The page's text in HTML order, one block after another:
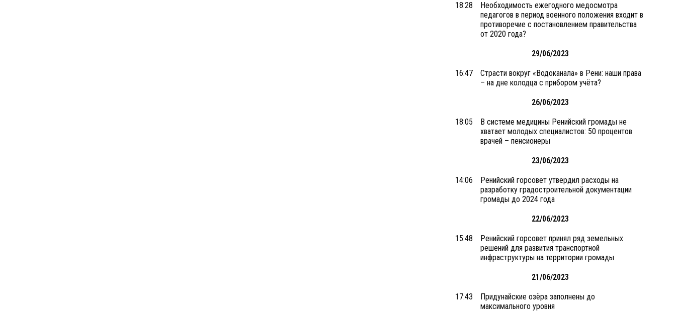
18:28
Необходимость ежегодного медосмотра
педагогов в период военного положения входит в
противоречие с постановлением правительства
от 2020 года?
29/06/2023
16:47
Страсти вокруг «Водоканала» в Рени: наши права
– на дне колодца с прибором учёта?
26/06/2023
18:05
В системе медицины Ренийский громады не
хватает молодых специалистов: 50 процентов
врачей – пенсионеры
23/06/2023
14:06
Ренийский горсовет утвердил расходы на
разработку градостроительной документации
громады до 2024 года
22/06/2023
15:48
Ренийский горсовет принял ряд земельных
решений для развития транспортной
инфраструктуры на территории громады
21/06/2023
17:43
Придунайские озёра заполнены до
максимального уровня